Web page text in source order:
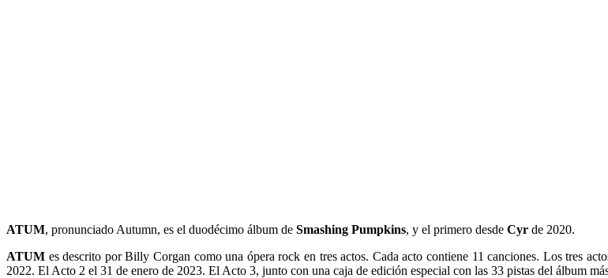
ATUM, pronunciado Autumn, es el duodécimo álbum de Smashing Pumpkins, y el primero desde Cyr de 2020.
ATUM es descrito por Billy Corgan como una ópera rock en tres actos. Cada acto contiene 11 canciones. Los tres
2022. El Acto 2 el 31 de enero de 2023. El Acto 3, junto con una caja de edición especial con las 33 pistas del álbum